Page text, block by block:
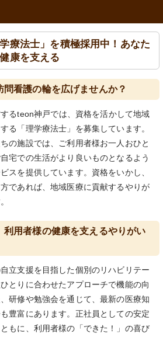
療法士」を積極採用中！あなた
康を支える
看護の輪を広げませんか？
るteon神戸では、資格を活かして地域
る「理学療法士」を募集しています。
の施設では、ご利用者様お一人おひと
宅での生活がより良いものとなるよう
スを提供しています。資格をいかし、
であれば、地域医療に貢献するやりが
利用者様の健康を支えるやりがい
立支援を目指した個別のリハビリテー
とりに合わせたアプローチで機能の向
研修や勉強会を通じて、最新の医療知
豊富にあります。正社員としての安定
もに、利用者様の「できた！」の喜び